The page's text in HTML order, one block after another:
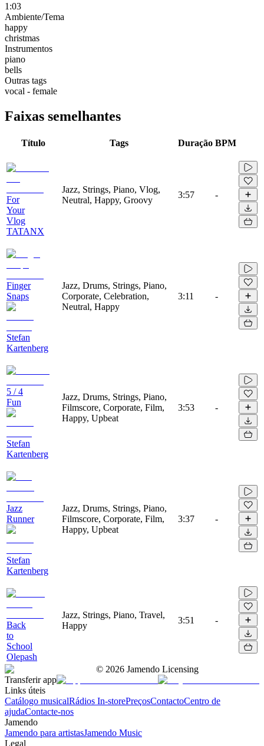
1:03
Ambiente/Tema
happy
christmas
Instrumentos
piano
bells
Outras tags
vocal - female
Faixas semelhantes
Título Tags Duração BPM
For
Your
Vlog
TATANX
Jazz, Strings, Piano, Vlog,
Neutral, Happy, Groovy
3:57 -
Finger
Snaps
Stefan
Kartenberg
Jazz, Drums, Strings, Piano,
Corporate, Celebration,
Neutral, Happy
3:11 -
5 / 4
Fun
Stefan
Kartenberg
Jazz, Drums, Strings, Piano,
Filmscore, Corporate, Film,
Happy, Upbeat
3:53 -
Jazz
Runner
Stefan
Kartenberg
Jazz, Drums, Strings, Piano,
Filmscore, Corporate, Film,
Happy, Upbeat
3:37 -
Back
to
School
Olepash
Jazz, Strings, Piano, Travel,
Happy
3:51 -
© 2026 Jamendo Licensing
Transferir app
Links úteis
Catálogo musicalRádios In-storePreçosContactoCentro de
ajudaContacte-nos
Jamendo
Jamendo para artistasJamendo Music
Legal